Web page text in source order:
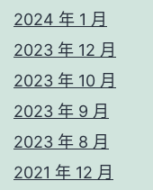
2024 年 1 月
2023 年 12 月
2023 年 10 月
2023 年 9 月
2023 年 8 月
2021 年 12 月